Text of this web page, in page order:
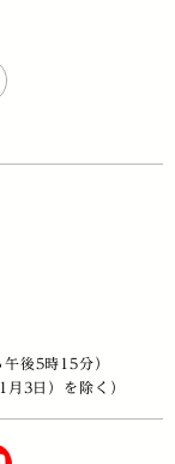
後5時15分）
3日）を除く）